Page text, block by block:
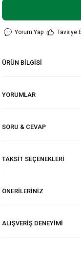
Yorum Yap Tavsiye
ÜRÜN BİLGİSİ
YORUMLAR
SORU & CEVAP
TAKSİT SEÇENEKLERİ
ÖNERİLERİNİZ
ALIŞVERİŞ DENEYİMİ